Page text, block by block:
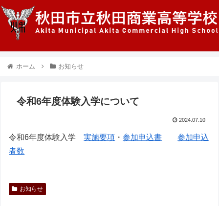
ホーム お知らせ
令和6年度体験入学について
2024.07.10
令和6年度体験入学実施要項 ・参加申込書
参加申込
者数
お知らせ